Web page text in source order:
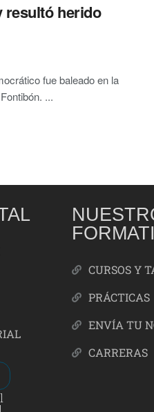
resultó herido
fue baleado en la
...
CURSOS Y
PRÁCTICAS
ENVÍA TU
CARRERAS